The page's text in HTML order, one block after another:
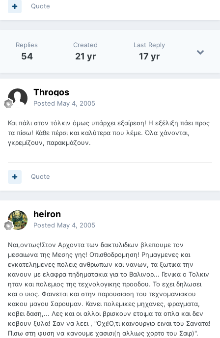
Quote
Replies
54
Created
21 yr
Last Reply
17 yr
Throgos
Posted May 4, 2005
Και πάλι στον τόλκιν όμως υπάρχει εξαίρεση! Η εξέλιξη πάει προς
τα πίσω! Κάθε πέρσι και καλύτερα που λέμε. Όλα χάνονται,
γκρεμίζουν, παρακμάζουν.
Quote
heiron
Posted May 4, 2005
Ναι,οντως!Στον Αρχοντα των δακτυλιδιων βλεπουμε τον
μεσαιωνα της Μεσης γης! Οπισθοδρομηση! Ρημαγμενες και
εγκατελημενες πολεις ανθρωπων και νανων, τα ξωτικα την
κανουν με ελαφρα πηδηματακια για το Βαλινορ... Γενικα ο Τολκιν
ηταν και πολεμιος της τεχνολογικης προοδου. Το εχει δηλωσει
και ο υιος. Φαινεται και στην παρουσιαση του τεχνομανιακου
κακου μαγου Σαρουμαν. Κανει πολεμικες μηχανες, φραγματα,
κοβει δαση,... Λες και οι αλλοι βρισκουν ετοιμα τα οπλα και δεν
κοβουν ξυλα! Σαν να λεει , "Οχι!Ο,τι καινουργιο ειναι του Σανατα!
Πισω στη φυση να κανουμε χασισι(η αλλιως χορτο του Σαιρ)".